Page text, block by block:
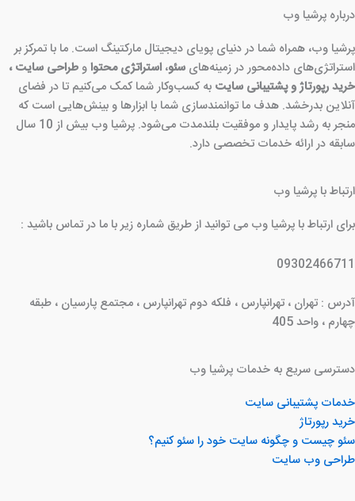
درباره پرشیا وب
پرشیا وب، همراه شما در دنیای پویای دیجیتال مارکتینگ است. ما با تمرکز بر
استراتژی‌های داده‌محور در زمینه‌های سئو، استراتژی محتواوطراحی سایت ،
خرید رپورتاژ و پشتیبانی سایت به کسب‌وکار شما کمک می‌کنیم تا در فضای
آنلاین بدرخشد. هدف ما توانمندسازی شما با ابزارها و بینش‌هایی است که
منجر به رشد پایدار و موفقیت بلندمدت می‌شود. پرشیا وب بیش از 10 سال
سابقه در ارائه خدمات تخصصی دارد.
ارتباط با پرشیا وب
برای ارتباط با پرشیا وب می توانید از طریق شماره زیر با ما در تماس باشید :
09302466711
آدرس : تهران ، تهرانپارس ، فلکه دوم تهرانپارس ، مجتمع پارسیان ، طبقه
چهارم ، واحد 405
دسترسی سریع به خدمات پرشیا وب
خدمات پشتیبانی سایت
خرید رپورتاژ
سئو چیست و چگونه سایت خود را سئو کنیم؟
طراحی وب سایت